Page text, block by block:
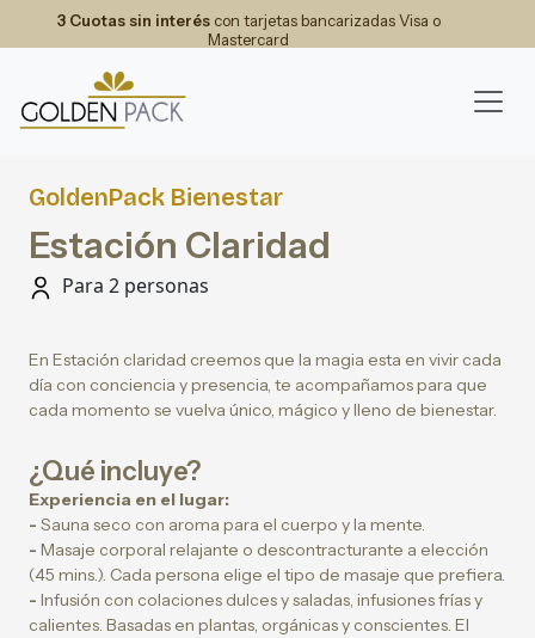
3 Cuotas sin interéscon tarjetas bancarizadas Visa o
Mastercard
GoldenPack Bienestar
Estación Claridad
Para 2 personas
En Estación claridad creemos que la magia esta en vivir cada
día con conciencia y presencia, te acompañamos para que
cada momento se vuelva único, mágico y lleno de bienestar.
¿Qué incluye?
Experiencia en el lugar:
- Sauna seco con aroma para el cuerpo y la mente.
- Masaje corporal relajante o descontracturante a elección
(45 mins.). Cada persona elige el tipo de masaje que prefiera.
- Infusión con colaciones dulces y saladas, infusiones frías y
calientes. Basadas en plantas, orgánicas y conscientes. El